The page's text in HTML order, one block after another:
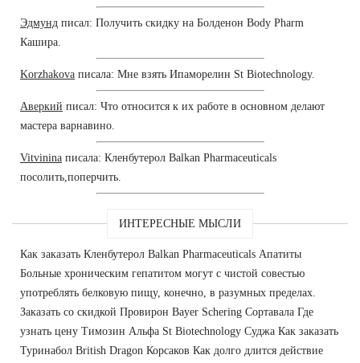
Эдмунд писал: Получить скидку на Болденон Body Pharm
Кашира.
Korzhakova писала: Мне взять Ипаморелин St Biotechnology.
Аверкий писал: Что относится к их работе в основном делают
мастера варнавино.
Vitvinina писала: Кленбутерол Balkan Pharmaceuticals
посолить,поперчить.
ИНТЕРЕСНЫЕ МЫСЛИ
Как заказать Кленбутерол Balkan Pharmaceuticals Апатиты
Больные хроническим гепатитом могут с чистой совестью
употреблять белковую пищу, конечно, в разумных пределах.
Заказать со скидкой Провирон Bayer Schering Сортавала Где
узнать цену Tимозин Альфа St Biotechnology Суджа Как заказать
Туринабол British Dragon Корсаков Как долго длится действие